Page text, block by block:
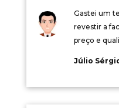
Gastei um
revestir a
preço e
Júlio